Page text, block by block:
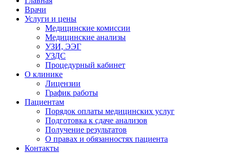
Врачи
Услуги и цены
Медицинские комиссии
Медицинские анализы
УЗИ, ЭЭГ
УЗДС
Процедурный кабинет
О клинике
Лицензии
График работы
Пациентам
Порядок оплаты медицинских услуг
Подготовка к сдаче анализов
Получение результатов
О правах и обязанностях пациента
Контакты